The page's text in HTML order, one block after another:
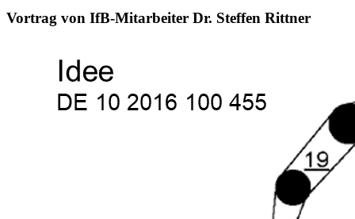
Vortrag von IfB-Mitarbeiter Dr. Steffen Rittner